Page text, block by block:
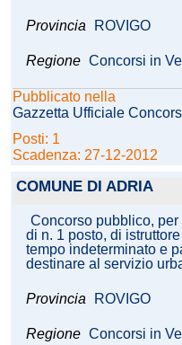
Provincia ROVIGO
Regione Concorsi in
Pubblicato nella
Gazzetta Ufficiale
Posti: 1
Scadenza: 27-12-2012
COMUNE DI ADRIA
Concorso pubblico,
di n. 1 posto, di
tempo indeterminato e
destinare al servizio
Provincia ROVIGO
Regione Concorsi in